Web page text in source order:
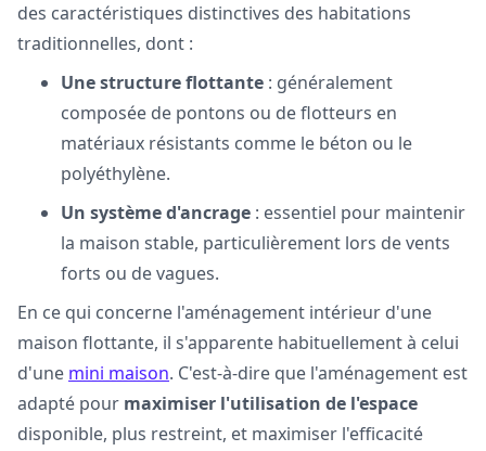
des caractéristiques distinctives des habitations
traditionnelles, dont :
Une structure flottante : généralement
composée de pontons ou de flotteurs en
matériaux résistants comme le béton ou le
polyéthylène.
Un système d'ancrage : essentiel pour maintenir
la maison stable, particulièrement lors de vents
forts ou de vagues.
En ce qui concerne l'aménagement intérieur d'une
maison flottante, il s'apparente habituellement à celui
d'une mini maison. C'est-à-dire que l'aménagement est
adapté pour maximiser l'utilisation de l'espace
disponible, plus restreint, et maximiser l'efficacité